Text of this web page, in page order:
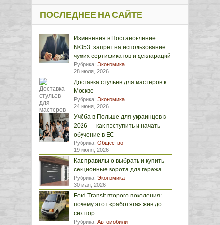
ПОСЛЕДНЕЕ НА САЙТЕ
Изменения в Постановление
№353: запрет на использование
чужих сертификатов и деклараций
Рубрика: Экономика
28 июля, 2026
Доставка стульев для мастеров в
Москве
Рубрика: Экономика
24 июня, 2026
Учёба в Польше для украинцев в
2026 — как поступить и начать
обучение в ЕС
Рубрика: Общество
19 июня, 2026
Как правильно выбрать и купить
секционные ворота для гаража
Рубрика: Экономика
30 мая, 2026
Ford Transit второго поколения:
почему этот «работяга» жив до
сих пор
Рубрика: Автомобили